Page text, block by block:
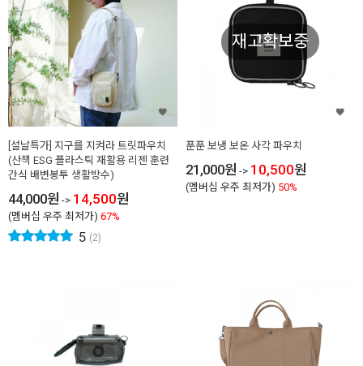
[설날특가] 지구를 지켜라 트릿파우치
(산책 ESG 플라스틱 재활용 리젠 훈련
간식 배변봉투 생활방수)
44,000원 -> 14,500원
(멤버십 우주 최저가) 67%
5 (2)
재고확보중
푼푼 보냉 보온 사각 파우치
21,000원 -> 10,500원
(멤버십 우주 최저가) 50%